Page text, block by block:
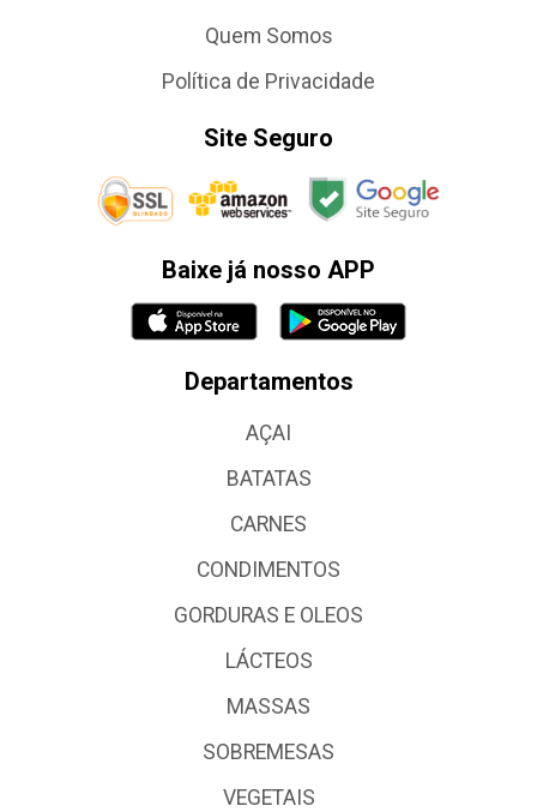
Quem Somos
Política de Privacidade
Site Seguro
Baixe já nosso APP
Departamentos
AÇAI
BATATAS
CARNES
CONDIMENTOS
GORDURAS E OLEOS
LÁCTEOS
MASSAS
SOBREMESAS
VEGETAIS